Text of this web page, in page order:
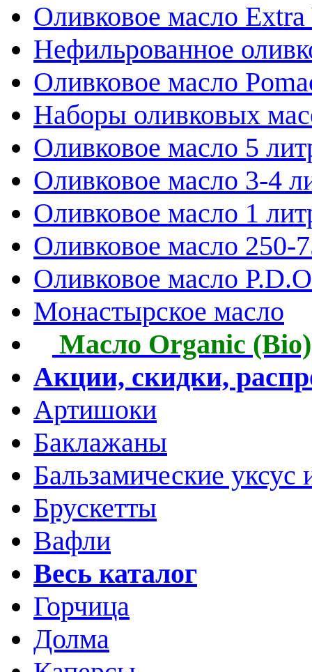
Оливковое масло
Нефильрованное
Оливковое масло
Наборы оливковых
Оливковое масло 5
Оливковое масло 3-4
Оливковое масло 1
Оливковое масло 250-
Оливковое масло
Монастырское масло
Масло Organic (Bio)
Акции, скидки,
Артишоки
Баклажаны
Бальзамические уксус
Брускетты
Вафли
Весь каталог
Горчица
Долма